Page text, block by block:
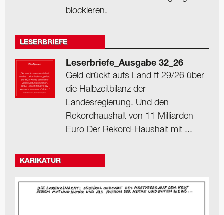
blockieren.
LESERBRIEFE
Leserbriefe_Ausgabe 32_26
Geld drückt aufs Land ff 29/26 über
die Halbzeitbilanz der
Landesregierung. Und den
Rekordhaushalt von 11 Milliarden
Euro Der Rekord-Haushalt mit ...
KARIKATUR